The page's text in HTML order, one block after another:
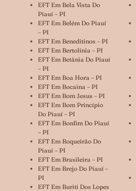
EFT Em Bela Vista Do
Piauí – PI
EFT Em Belém Do Piauí
– PI
EFT Em Beneditinos – PI
EFT Em Bertolínia – PI
EFT Em Betânia Do Piauí
– PI
EFT Em Boa Hora – PI
EFT Em Bocaina – PI
EFT Em Bom Jesus – PI
EFT Em Bom Princípio
Do Piauí – PI
EFT Em Bonfim Do Piauí
– PI
EFT Em Boqueirão Do
Piauí – PI
EFT Em Brasileira – PI
EFT Em Brejo Do Piauí –
PI
EFT Em Buriti Dos Lopes